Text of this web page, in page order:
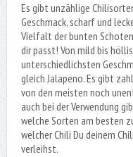
Es gibt unzählige
Geschmack, scharf und
Vielfalt der bunten
dir passt! Von mild bis
unterschiedlichsten
gleich Jalapeno. Es gibt
von den meisten noch
auch bei der Verwendung
welche Sorten am besten
welcher Chili Du deinem
verleihst.